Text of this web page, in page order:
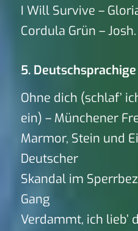
I Will Survive –
Cordula Grün – Josh.
5.
Ohne dich (schlaf’
ein) – Münchener
Marmor, Stein und
Deutscher
Skandal im
Gang
Verdammt, ich lieb’